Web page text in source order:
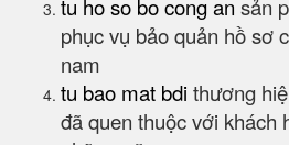
tu ho so bo cong an sản
phục vụ bảo quản hồ sơ
nam
tu bao mat bdi thương
đã quen thuộc với khách